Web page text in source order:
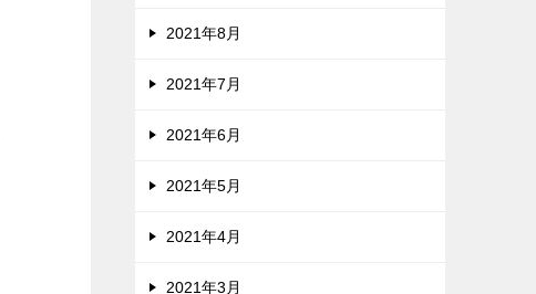
2021年8月
2021年7月
2021年6月
2021年5月
2021年4月
2021年3月